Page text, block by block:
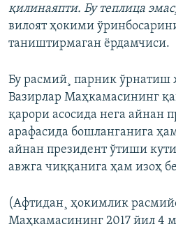
қилинаяпти. Бу теплица
вилоят ҳокими
таништирмаган ëрдамчиси.
Бу расмий¸ парник
Вазирлар Маҳкамасининг
қарори асосида нега айнан
арафасида бошланганига
айнан президент ўтиши
авжга чиққанига ҳам изоҳ
(Афтидан¸ ҳокимлик
Маҳкамасининг 2017 йил 4